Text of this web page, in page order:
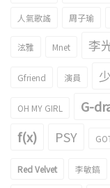
人氣歌謠 周子瑜
泫雅 Mnet 李
Gfriend 演員
OH MY GIRL G-
f(x) PSY
Red Velvet 李敏鎬